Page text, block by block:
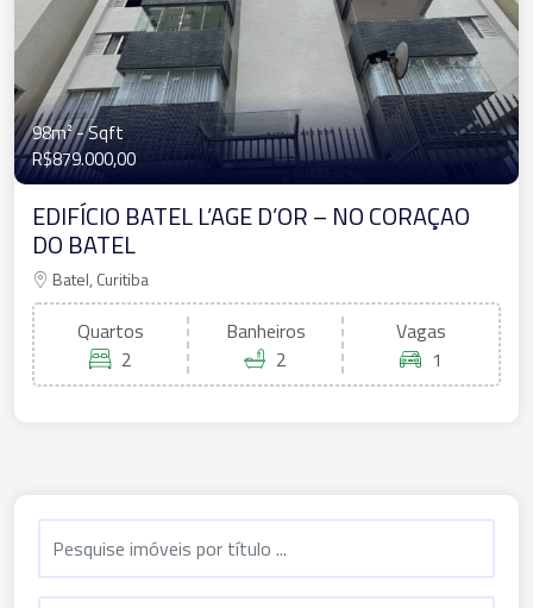
98m²- Sqft
R$879.000,00
EDIFÍCIO BATEL L’AGE D’OR – NO CORAÇAO
DO BATEL
Batel, Curitiba
Quartos
2
Banheiros
2
Vagas
1